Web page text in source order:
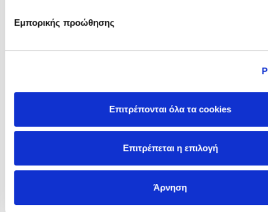
Εμπορικής προώθησης
Επιτρέπονται όλα τα cookies
Επιτρέπεται η επιλογή
Άρνηση
Racha Mourtada Ram Ganglani